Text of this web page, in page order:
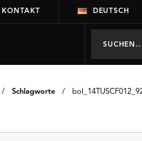
KONTAKT DEUTSCH
/ Schlagworte /